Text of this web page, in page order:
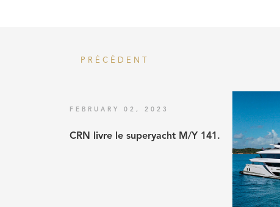
PRÉCÉDENT
FEBRUARY 02, 2023
CRN livre le superyacht M/Y 141.